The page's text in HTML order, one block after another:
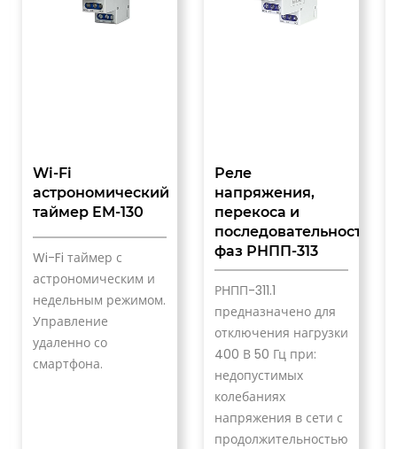
Wi-Fi
астрономический
таймер EM-130
Wi-Fi таймер с
астрономическим и
недельным режимом.
Управление
удаленно со
смартфона.
Реле
напряжения,
перекоса и
последовательности
фаз РНПП-313
РНПП-311.1
предназначено для
отключения нагрузки
400 В 50 Гц при:
недопустимых
колебаниях
напряжения в сети с
продолжительностью